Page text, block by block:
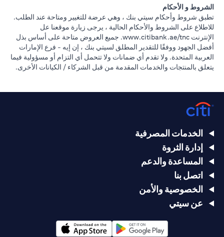
الشروط و الأحكام
تطبق شروط وأحكام سيتي بنك ، وهي عرضة للتغيير ومتاحة عند الطلب.
للاطلاع على الشروط والأحكام الحالية ، يرجى زيارة موقعنا عل
الإنترنت www.citibank.ae/tnc. جميع العروض متاحة على أساس بذل
أفضل الجهود ووفقًا للتقدير المطلق لسيتي بنك ، إن إيه - فرع الإمارات
العربية المتحدة. ولا تقدم أي ضمانات ولا تتحمل أي التزام أو مسؤولية فيما
يتعلق بالمنتجات والخدمات المقدمة من قبل الشركاء / الكيانات الأخرى.
الخدمات المصرفية
إدارة الثروة
المساعدة والدعم
اتصل بنا
الخصوصية والأمن
عن سيتي